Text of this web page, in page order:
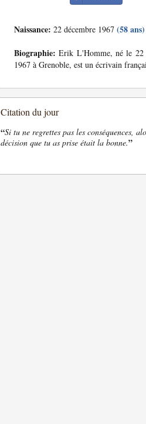
Naissance: 22 décembre 1967 (58 ans)
Biographie: Erik L'Homme, né le 22
1967 à Grenoble, est un écrivain
Citation du jour
“Si tu ne regrettes pas les conséquences,
décision que tu as prise était la bonne.”